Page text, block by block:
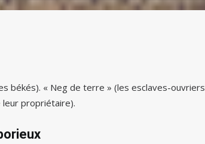
békés). « Neg de terre » (les esclaves-ouvriers
leur propriétaire).